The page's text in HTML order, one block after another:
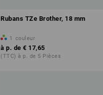
Rubans TZe Brother, 18 mm
1 couleur
à p. de € 17,65
(TTC) à p. de 5 Pièces